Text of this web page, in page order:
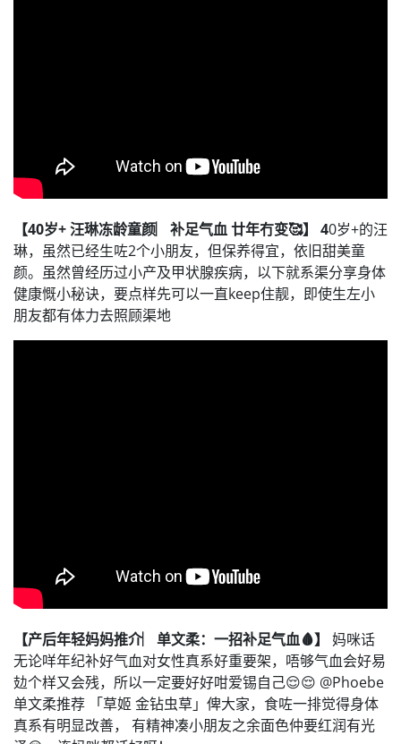
【40岁+ 汪琳冻龄童颜︳补足气血 廿年冇变🥰】 40岁+的汪
琳，虽然已经生咗2个小朋友，但保养得宜，依旧甜美童
颜。虽然曾经历过小产及甲状腺疾病，以下就系渠分享身体
健康慨小秘诀，要点样先可以一直keep住靓，即使生左小
朋友都有体力去照顾渠地
【产后年轻妈妈推介︳单文柔：一招补足气血🩸】
妈咪话
无论咩年纪补好气血对女性真系好重要架，唔够气血会好易
攰个样又会残，所以一定要好好咁爱锡自己😌😌 @Phoebe
单文柔推荐 「草姬 金钻虫草」俾大家，食咗一排觉得身体
真系有明显改善， 有精神凑小朋友之余面色仲要红润有光